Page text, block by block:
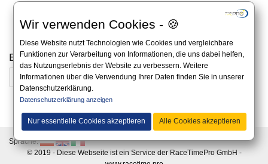
Wir verwenden Cookies - 🍪
Diese Website nutzt Technologien wie Cookies und vergleichbare
Funktionen zur Verarbeitung von Informationen, die uns dabei helfen,
das Nutzungserlebnis der Website zu verbessern. Weitere
Informationen über die Verwendung Ihrer Daten finden Sie in unserer
Datenschutzerklärung.
Datenschutzerklärung anzeigen
Nur essentielle Cookies akzeptieren Alle Cookies akzeptieren
Ergebnisse aus den Vorjahren
2025 2024 2023 2022
Ausschreibung auf der Website des Veranstalters.
Sprache:
© 2019 - Diese Webseite ist ein Service der RaceTimePro GmbH -